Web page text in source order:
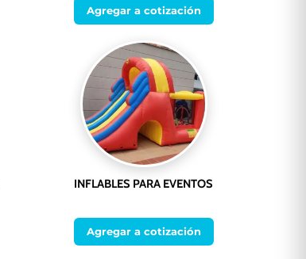
Agregar a cotización
INFLABLES PARA EVENTOS
Agregar a cotización